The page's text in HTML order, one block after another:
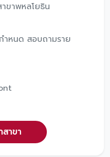
ขาพหลโยธิน
าหนด สอบถามราย
สาขา